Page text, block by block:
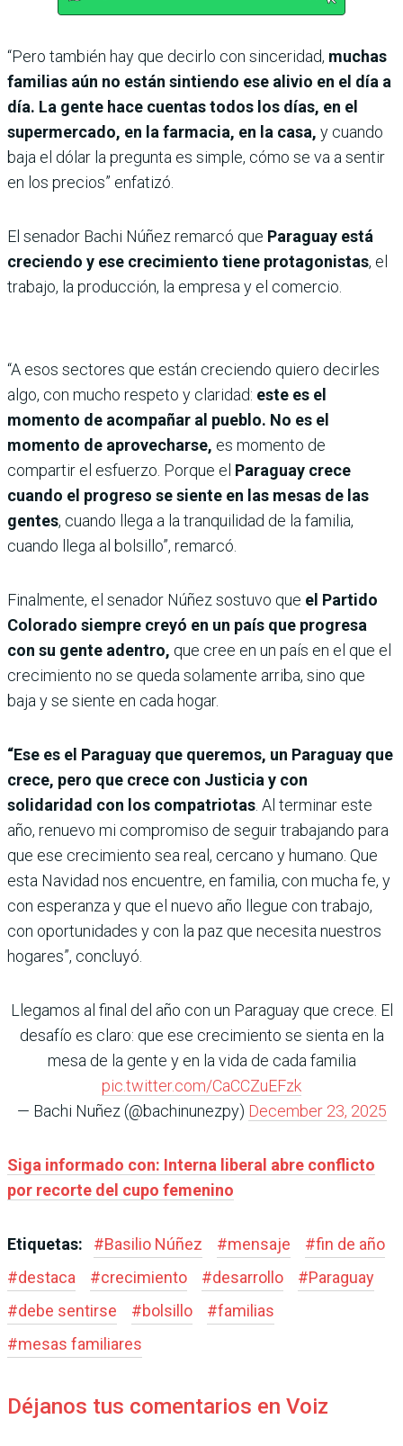
“Pero también hay que decirlo con sinceridad, muchas
familias aún no están sintiendo ese alivio en el día a
día. La gente hace cuentas todos los días, en el
supermercado, en la farmacia, en la casa, y cuando
baja el dólar la pregunta es simple, cómo se va a sentir
en los precios” enfatizó.
El senador Bachi Núñez remarcó que Paraguay está
creciendo y ese crecimiento tiene protagonistas, el
trabajo, la producción, la empresa y el comercio.
“A esos sectores que están creciendo quiero decirles
algo, con mucho respeto y claridad: este es el
momento de acompañar al pueblo. No es el
momento de aprovecharse, es momento de
compartir el esfuerzo. Porque el Paraguay crece
cuando el progreso se siente en las mesas de las
gentes, cuando llega a la tranquilidad de la familia,
cuando llega al bolsillo”, remarcó.
Finalmente, el senador Núñez sostuvo que el Partido
Colorado siempre creyó en un país que progresa
con su gente adentro, que cree en un país en el que el
crecimiento no se queda solamente arriba, sino que
baja y se siente en cada hogar.
“Ese es el Paraguay que queremos, un Paraguay que
crece, pero que crece con Justicia y con
solidaridad con los compatriotas . Al terminar este
año, renuevo mi compromiso de seguir trabajando para
que ese crecimiento sea real, cercano y humano. Que
esta Navidad nos encuentre, en familia, con mucha fe, y
con esperanza y que el nuevo año llegue con trabajo,
con oportunidades y con la paz que necesita nuestros
hogares”, concluyó.
Llegamos al final del año con un Paraguay que crece. El
desafío es claro: que ese crecimiento se sienta en la
mesa de la gente y en la vida de cada familia
pic.twitter.com/CaCCZuEFzk
— Bachi Nuñez (@bachinunezpy) December 23, 2025
Siga informado con: Interna liberal abre conflicto
por recorte del cupo femenino
Etiquetas: #Basilio Núñez #mensaje #fin de año
#destaca #crecimiento #desarrollo #Paraguay
#debe sentirse #bolsillo #familias
#mesas familiares
Déjanos tus comentarios en Voiz